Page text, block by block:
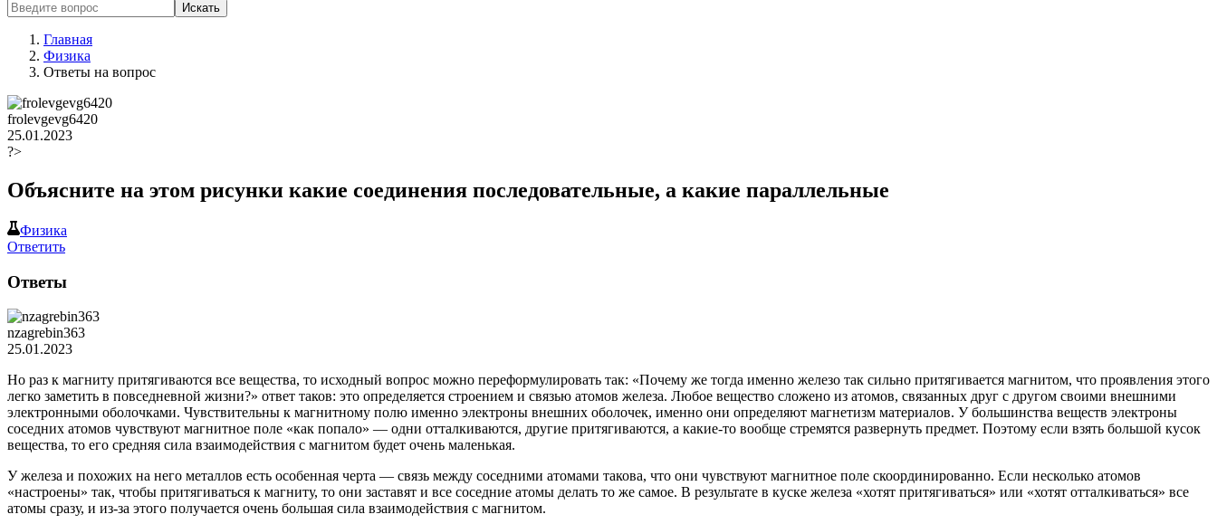
Искать
Главная
Физика
Ответы на вопрос
frolevgevg6420
25.01.2023
?>
Объясните на этом рисунки какие соединения последовательные, а какие параллельные ​
Физика
Ответить
Ответы
nzagrebin363
25.01.2023
Но раз к магниту притягиваются все вещества, то исходный вопрос можно переформулировать так: «Почему же тогда именно железо так сильно притягивается магнитом, что проявления этого
легко заметить в повседневной жизни?» ответ таков: это определяется строением и связью атомов железа. Любое вещество сложено из атомов, связанных друг с другом своими внешними
электронными оболочками. Чувствительны к магнитному полю именно электроны внешних оболочек, именно они определяют магнетизм материалов. У большинства веществ электроны
соседних атомов чувствуют магнитное поле «как попало» — одни отталкиваются, другие притягиваются, а какие-то вообще стремятся развернуть предмет. Поэтому если взять большой кусок
вещества, то его средняя сила взаимодействия с магнитом будет очень маленькая.
У железа и похожих на него металлов есть особенная черта — связь между соседними атомами такова, что они чувствуют магнитное поле скоординированно. Если несколько атомов
«настроены» так, чтобы притягиваться к магниту, то они заставят и все соседние атомы делать то же самое. В результате в куске железа «хотят притягиваться» или «хотят отталкиваться» все
атомы сразу, и из-за этого получается очень большая сила взаимодействия с магнитом.